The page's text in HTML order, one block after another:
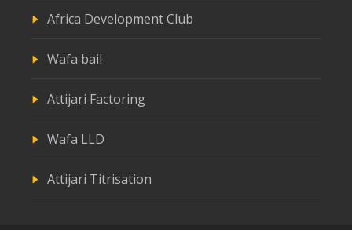
Africa Development Club
Wafa bail
Attijari Factoring
Wafa LLD
Attijari Titrisation